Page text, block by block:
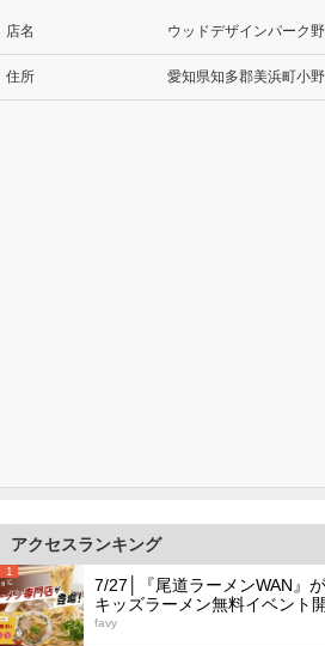
店名 ウッドデザインパーク
住所 愛知県知多郡美浜町小
アクセスランキング
1
7/27│『尾道ラーメンWAN』
キッズラーメン無料イベント
favy